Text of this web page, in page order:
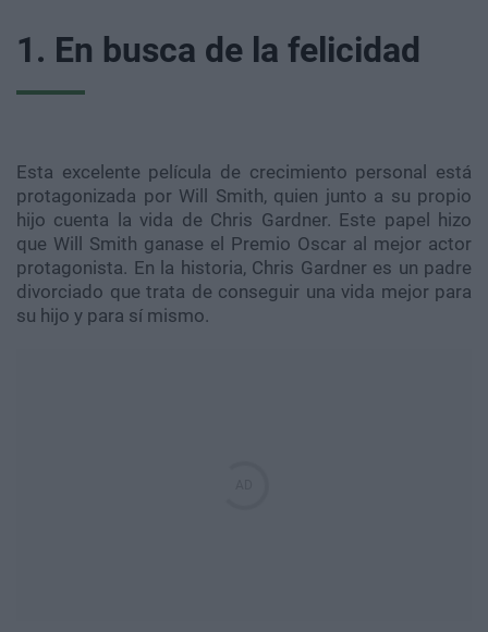
1. En busca de la felicidad
Esta excelente película de crecimiento personal está
protagonizada por Will Smith, quien junto a su propio
hijo cuenta la vida de Chris Gardner. Este papel hizo
que Will Smith ganase el Premio Oscar al mejor actor
protagonista. En la historia, Chris Gardner es un padre
divorciado que trata de conseguir una vida mejor para
su hijo y para sí mismo.